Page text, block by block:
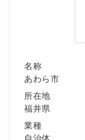
名称
あわら市
所在地
福井県
業種